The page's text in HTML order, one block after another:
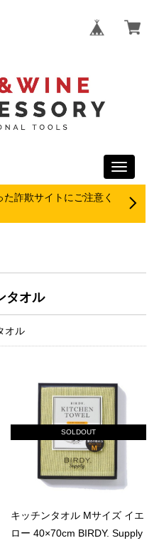
Toggle
た詐欺サイトにご注意く
タオル
オル
SOLDOUT
キッチンタオル Mサイズ イエ
ロー 40×70cm BIRDY. Supply